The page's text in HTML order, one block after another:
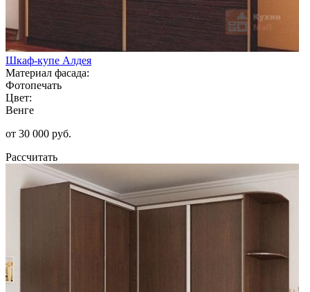
Шкаф-купе Алдея
Материал фасада:
Фотопечать
Цвет:
Венге
от 30 000 руб.
Рассчитать